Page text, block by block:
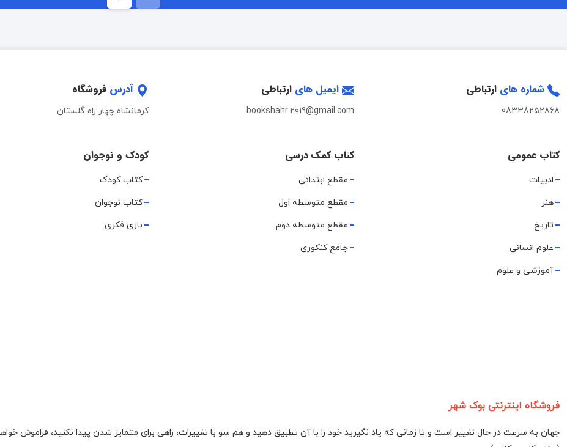
شماره های ارتباطی
08338252868
ایمیل های ارتباطی
bookshahr.2019@gmail.com
آدرس فروشگاه
کرمانشاه چهار راه گلستان
کتاب عمومی
ادبیات
هنر
تاریخ
علوم انسانی
آموزشی و علوم
کتاب کمک درسی
مقطع ابتدائی
مقطع متوسطه اول
مقطع متوسطه دوم
جامع کنکوری
کودک و نوجوان
کتاب کودک
کتاب نوجوان
بازی فکری
فروشگاه اینترنتی بوک شهر
جهان به سرعت در حال تغییر است و تا زمانی که یاد نگیرید خود را با آن تطبیق دهید و هم سو با تغییرات، راهی برای متمایز شدن پیدا نکنید، فراموش